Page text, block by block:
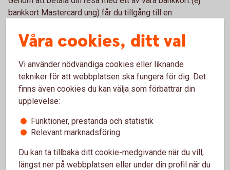
bankkort Mastercard ung) får du tillgång till en
försäkringsgivare och Swedbank är försäkringstagare och
gruppföreträdare.
Våra cookies, ditt val
Vi använder nödvändiga cookies eller liknande
tekniker för att webbplatsen ska fungera för dig. Det
finns även cookies du kan välja som förbättrar din
upplevelse:
Funktioner, prestanda och statistik
Relevant marknadsföring
Du kan ta tillbaka ditt cookie-medgivande när du vill,
längst ner på webbplatsen eller under din profil när du